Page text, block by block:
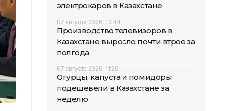
электрокаров в Казахстане
07 августа 2026, 13:44
Производство телевизоров в
Казахстане выросло почти втрое за
полгода
07 августа 2026, 11:20
Огурцы, капуста и помидоры
подешевели в Казахстане за
неделю